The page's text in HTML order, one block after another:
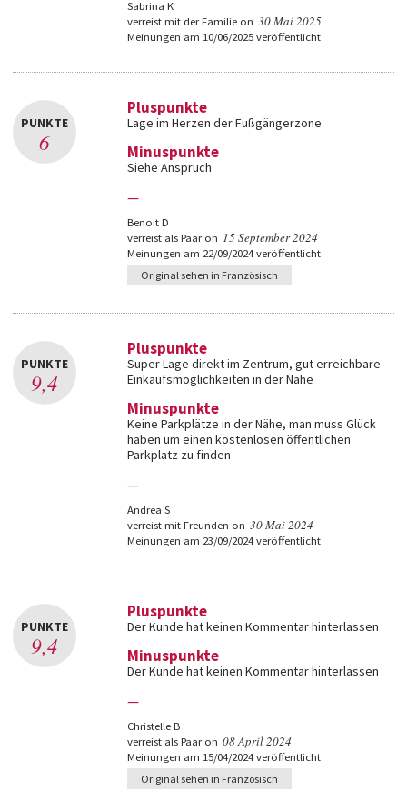
Sabrina K
verreist mit der Familie on 30 Mai 2025
Meinungen am 10/06/2025 veröffentlicht
PUNKTE
6
Pluspunkte
Lage im Herzen der Fußgängerzone
Minuspunkte
Siehe Anspruch
—
Benoit D
verreist als Paar on 15 September 2024
Meinungen am 22/09/2024 veröffentlicht
Original sehen in Französisch
PUNKTE
9,4
Pluspunkte
Super Lage direkt im Zentrum, gut erreichbare
Einkaufsmöglichkeiten in der Nähe
Minuspunkte
Keine Parkplätze in der Nähe, man muss Glück
haben um einen kostenlosen öffentlichen
Parkplatz zu finden
—
Andrea S
verreist mit Freunden on 30 Mai 2024
Meinungen am 23/09/2024 veröffentlicht
PUNKTE
9,4
Pluspunkte
Der Kunde hat keinen Kommentar hinterlassen
Minuspunkte
Der Kunde hat keinen Kommentar hinterlassen
—
Christelle B
verreist als Paar on 08 April 2024
Meinungen am 15/04/2024 veröffentlicht
Original sehen in Französisch